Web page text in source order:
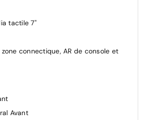
AV inclinables
conducteur manuellement
Jour / Nuit Electrochrome
des feux de croisement +
tactile 7''
zone connectique, AR de console et
Avant